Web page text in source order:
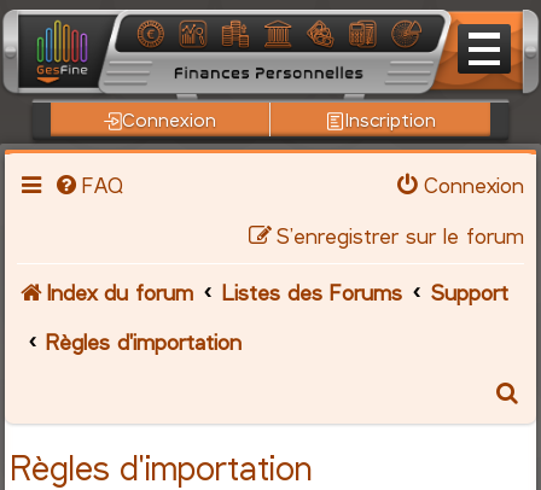
Connexion Inscription
FAQ
Connexion
S’enregistrer sur le forum
Index du forum Listes des Forums
Support
Règles d'importation
Règles d'importation